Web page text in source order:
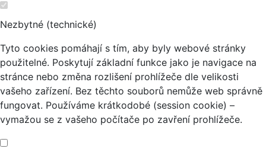
Nezbytné (technické)
Tyto cookies pomáhají s tím, aby byly webové stránky
použitelné. Poskytují základní funkce jako je navigace na
stránce nebo změna rozlišení prohlížeče dle velikosti
vašeho zařízení. Bez těchto souborů nemůže web správně
fungovat. Používáme krátkodobé (session cookie) –
vymažou se z vašeho počítače po zavření prohlížeče.